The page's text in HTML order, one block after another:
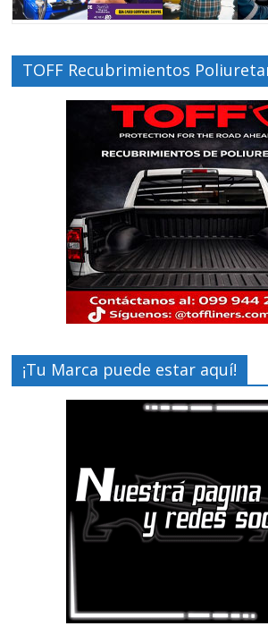
TOFF Recubrimientos
¡Tu Marca puede estar aquí!